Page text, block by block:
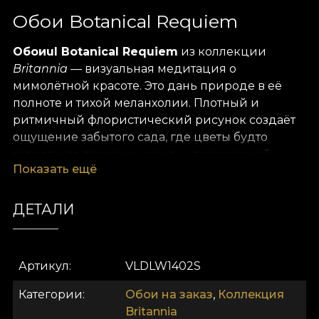
Обои Botanical Requiem
Обоиul Botanical Requiem из коллекции
Britannia — визуальная медитация о
мимолётной красоте. Это дань природе в её
полноте и тихой меланхолии. Плотный и
ритмичный флористический рисунок создаёт
ощущение забытого сада, где цветы будто
зависли во времени, между классической
элегантностью и викторианской грустью.
прорисованных цветов — старинных роз,
камелий, анемон, пионов, лилий и бутонов в
глубокая и приглушённая: пыльный беж,
винтажный розовый, янтарный жёлтый,
бордовый и акценты приглушённого
Показать ещё
ДЕТАЛИ
Артикул VLDLW1402S
Категории Обои на заказ, Коллекция
Britannia